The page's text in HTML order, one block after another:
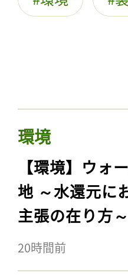
環境
【環境】ウォ
地 ～水還元に
主張の在り方～
20時間前